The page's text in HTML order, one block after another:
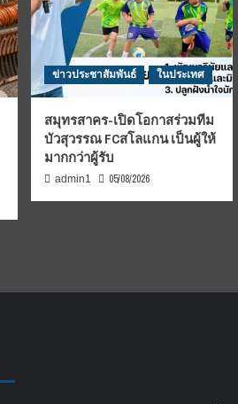
ข่าวประชาสัมพันธ์ ในประเทศ
สมุทรสาคร-เปิดโอกาสร่วมทีม
บัวสุวรรณ FCสโลแกน เป็นผู้ให้
มากกว่าผู้รับ
admin1 05/08/2026